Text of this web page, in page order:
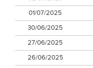
01/07/2025
30/06/2025
27/06/2025
26/06/2025